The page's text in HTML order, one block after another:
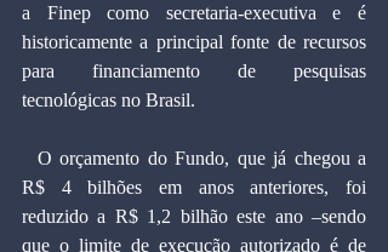
a Finep como secretaria-executiva e é
historicamente a principal fonte de recursos
para financiamento de pesquisas
tecnológicas no Brasil.
R$ 4 bilhões em anos anteriores, foi
reduzido a R$ 1,2 bilhão este ano –sendo
que o limite de execução autorizado é de